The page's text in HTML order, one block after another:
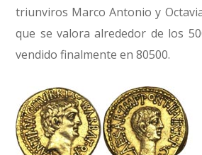
triunviros Marco Antonio y
que se valora alrededor de los
vendido finalmente en 80500.